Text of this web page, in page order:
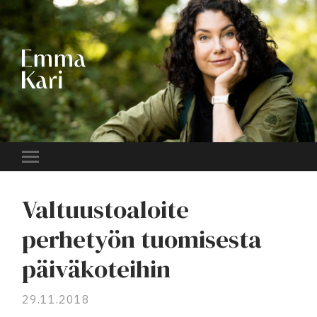
EMMA
KARI
Toggle
Valtuustoaloite
perhetyön tuomisesta
päiväkoteihin
29.11.2018